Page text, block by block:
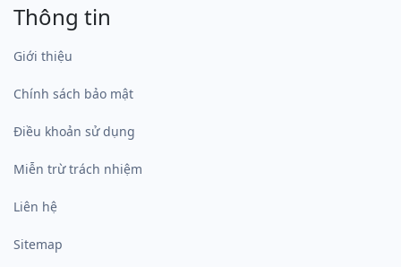
Thông tin
Giới thiệu
Chính sách bảo mật
Điều khoản sử dụng
Miễn trừ trách nhiệm
Liên hệ
Sitemap